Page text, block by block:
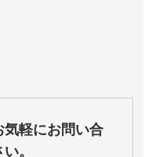
軽にお問い合
。